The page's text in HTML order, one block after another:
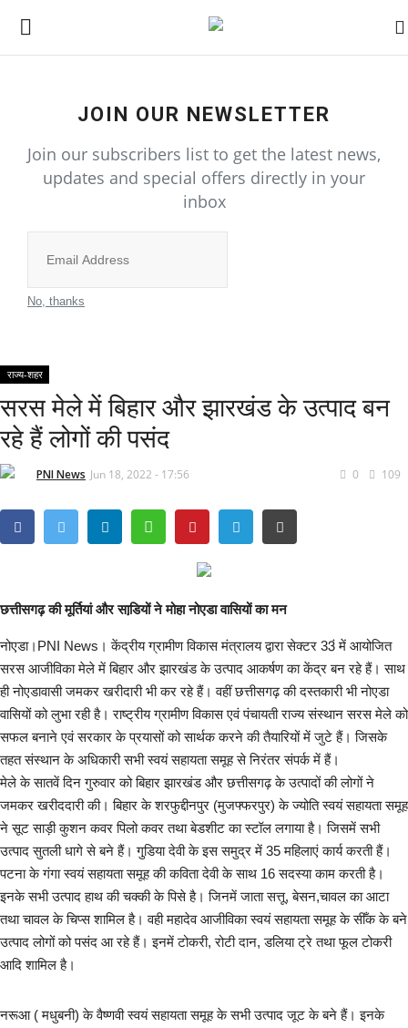
राज्य-शहर
उत्तर प्रदेश
गुजरात
राजस्थान
हरियाणा
राजनीति
धर्म कर्म
All
धर्म-कर्म
लेख
खेल जगत
शिक्षा
स्वास्थ्य
राष्ट्रीय
JOIN OUR NEWSLETTER
Join our subscribers list to get the latest news,
updates and special offers directly in your
inbox
No, thanks
राज्य-शहर
सरस मेले में बिहार और झारखंड के उत्पाद बन
रहे हैं लोगों की पसंद
PNI News Jun 18, 2022 - 17:56 0 109
छत्तीसगढ़ की मूर्तियां और साडि़यों ने मोहा नोएडा वासियों का मन
नोएडा।PNI News। केंद्रीय ग्रामीण विकास मंत्रालय द्वारा सेक्टर 33ं में आयोजित
सरस आजीविका मेले में बिहार और झारखंड के उत्पाद आकर्षण का केंद्र बन रहे हैं। साथ
ही नोएडावासी जमकर खरीदारी भी कर रहे हैं। वहीं छत्तीसगढ़ की दस्तकारी भी नोएडा
वासियों को लुभा रही है। राष्ट्रीय ग्रामीण विकास एवं पंचायती राज्य संस्थान सरस मेले को
सफल बनाने एवं सरकार के प्रयासों को सार्थक करने की तैयारियों में जुटे हैं। जिसके
तहत संस्थान के अधिकारी सभी स्वयं सहायता समूह से निरंतर संपर्क में हैं।
मेले के सातवें दिन गुरुवार को बिहार झारखंड और छत्तीसगढ़ के उत्पादों की लोगों ने
जमकर खरीददारी की। बिहार के शरफुद्दीनपुर (मुजफ्फरपुर) के ज्योति स्वयं सहायता समूह
ने सूट साड़ी कुशन कवर पिलो कवर तथा बेडशीट का स्टॉल लगाया है। जिसमें सभी
उत्पाद सुतली धागे से बने हैं। गुडि़या देवी के इस समुद्र में 35 महिलाएं कार्य करती हैं।
पटना के गंगा स्वयं सहायता समूह की कविता देवी के साथ 16 सदस्या काम करती है।
इनके सभी उत्पाद हाथ की चक्की के पिसे है। जिनमें जाता सत्तू, बेसन,चावल का आटा
तथा चावल के चिप्स शामिल है। वही महादेव आजीविका स्वयं सहायता समूह के सीँक के बने
उत्पाद लोगों को पसंद आ रहे हैं। इनमें टोकरी, रोटी दान, डलिया ट्रे तथा फूल टोकरी
आदि शामिल है।
नरूआ ( मधुबनी) के वैष्णवी स्वयं सहायता समूह के सभी उत्पाद जूट के बने हैं। इनके